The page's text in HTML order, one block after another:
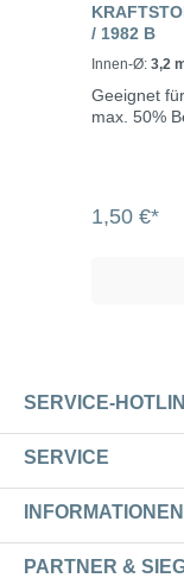
/ 1982 B
Innen-Ø: 3,2
Geeignet
max. 50%
1,50 €*
SERVICE-
SERVICE
INFORMATIONEN
PARTNER &